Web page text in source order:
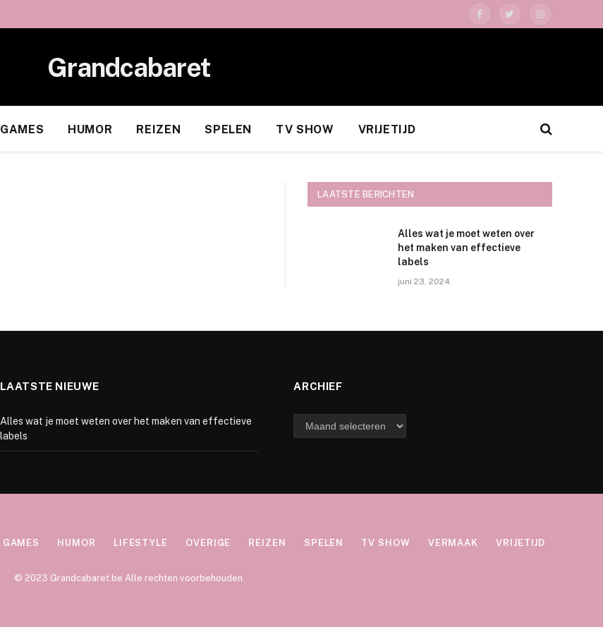
FacebookTwitterInstagram
Grandcabaret
GAMES HUMOR REIZEN SPELEN TV SHOW VRIJETIJD
LAATSTE BERICHTEN
Alles wat je moet weten over
het maken van effectieve
labels
juni 23, 2024
LAATSTE NIEUWE
Alles wat je moet weten over het maken van effectieve
labels
ARCHIEF
Archief
GAMES HUMOR LIFESTYLE OVERIGE REIZEN SPELEN TV SHOW VERMAAK VRIJETIJD
© 2023 Grandcabaret.be Alle rechten voorbehouden.